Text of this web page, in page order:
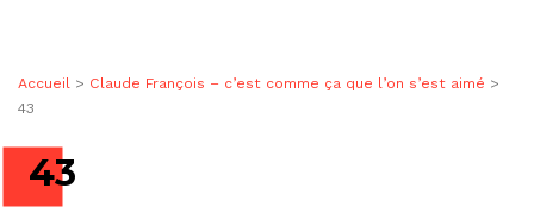
Accueil > Claude François – c’est comme ça que l’on s’est aimé >
43
43